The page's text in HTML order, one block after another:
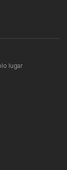
lugar